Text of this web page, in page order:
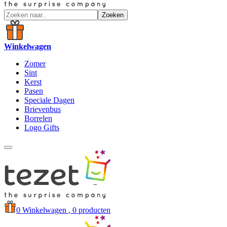
Zoeken
Winkelwagen
Zomer
Sint
Kerst
Pasen
Speciale Dagen
Brievenbus
Borrelen
Logo Gifts
0 Winkelwagen , 0 producten